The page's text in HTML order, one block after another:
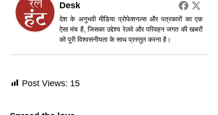
Desk
देश के अनुभवी मीडिया प्रोफेशनल्स और पत्रकारों का एक
ऐसा मंच है, जिसका उद्देश्य रेलवे और परिवहन जगत की खबरों
को पूरी विश्वसनीयता के साथ प्रस्तुत करना है।
Post Views: 15